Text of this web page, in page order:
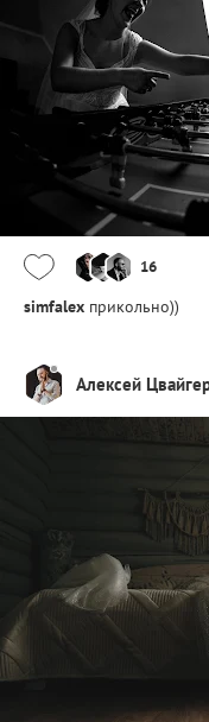
16
simfalex прикольно))
Алексей